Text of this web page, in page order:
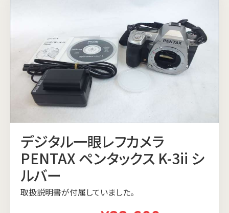
デジタル一眼レフカメラ
PENTAX ペンタックス K-3ii シ
ルバー
取扱説明書が付属していました。